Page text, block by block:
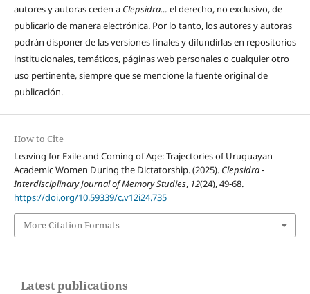
autores y autoras ceden a Clepsidra… el derecho, no exclusivo, de
publicarlo de manera electrónica. Por lo tanto, los autores y autoras
podrán disponer de las versiones finales y difundirlas en repositorios
institucionales, temáticos, páginas web personales o cualquier otro
uso pertinente, siempre que se mencione la fuente original de
publicación.
How to Cite
Leaving for Exile and Coming of Age: Trajectories of Uruguayan
Academic Women During the Dictatorship. (2025). Clepsidra -
Interdisciplinary Journal of Memory Studies, 12(24), 49-68.
https://doi.org/10.59339/c.v12i24.735
More Citation Formats
Latest publications